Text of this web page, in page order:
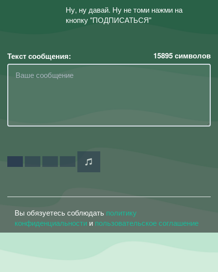
Ну, ну давай. Ну не томи нажми на
кнопку "ПОДПИСАТЬСЯ"
Текст сообщения: 15895символов
Вы обязуетесь соблюдать политику
конфиденциальности и пользовательское соглашение